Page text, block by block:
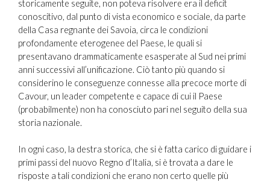
storicamente seguite, non poteva risolvere era il deficit
conoscitivo, dal punto di vista economico e sociale, da parte
della Casa regnante dei Savoia, circa le condizioni
profondamente eterogenee del Paese, le quali si
presentavano drammaticamente esasperate al Sud nei primi
anni successivi all’unificazione. Ciò tanto più quando si
considerino le conseguenze connesse alla precoce morte di
Cavour, un leader competente e capace di cui il Paese
(probabilmente) non ha conosciuto pari nel seguito della sua
storia nazionale.
In ogni caso, la destra storica, che si è fatta carico di guidare i
primi passi del nuovo Regno d’Italia, si è trovata a dare le
risposte a tali condizioni che erano non certo quelle più